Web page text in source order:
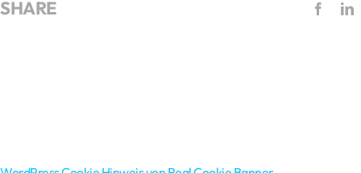
SHARE